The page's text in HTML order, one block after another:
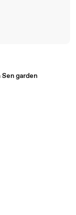
garden